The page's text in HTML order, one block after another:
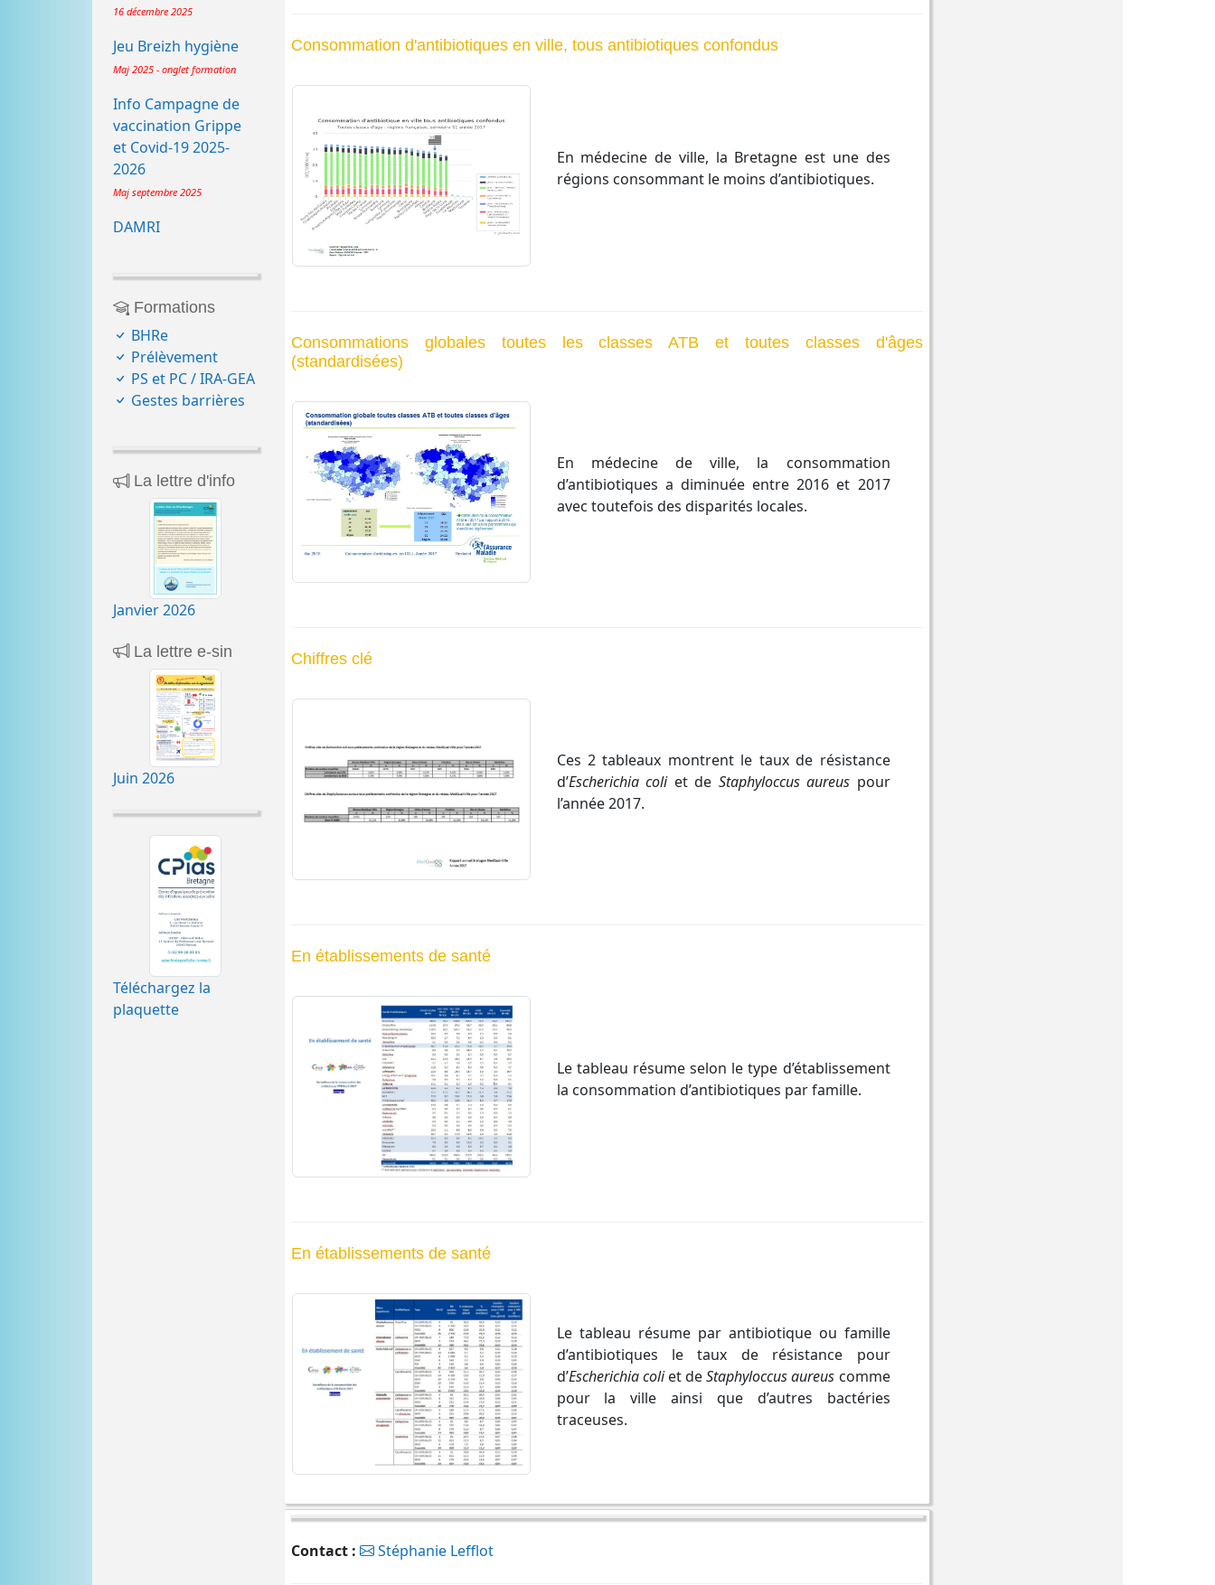
16 décembre 2025
Jeu Breizh hygiène
Maj 2025 - onglet formation
Info Campagne de
vaccination Grippe
et Covid-19 2025-
2026
Maj septembre 2025
DAMRI
Formations
BHRe
Prélèvement
PS et PC / IRA-GEA
Gestes barrières
La lettre d'info
Janvier 2026
La lettre e-sin
Juin 2026
Téléchargez la
plaquette
Consommation d'antibiotiques en ville, tous antibiotiques confondus
En médecine de ville, la Bretagne est une des
régions consommant le moins d’antibiotiques.
Consommations globales toutes les classes ATB et toutes classes d'âges
(standardisées)
En médecine de ville, la consommation
d’antibiotiques a diminuée entre 2016 et 2017
avec toutefois des disparités locales.
Chiffres clé
Ces 2 tableaux montrent le taux de résistance
d’Escherichia coliet de Staphyloccus aureus pour
l’année 2017.
En établissements de santé
Le tableau résume selon le type d’établissement
la consommation d’antibiotiques par famille.
En établissements de santé
Le tableau résume par antibiotique ou famille
d’antibiotiques le taux de résistance pour
d’Escherichia coliet deStaphyloccus aureus comme
pour la ville ainsi que d’autres bactéries
traceuses.
Contact : Stéphanie Lefflot